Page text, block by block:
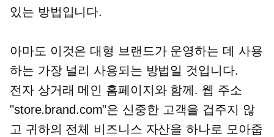
있는 방법입니다.
아마도 이것은 대형 브랜드가 운영하는 데 사용
하는 가장 널리 사용되는 방법일 것입니다.
전자 상거래 메인 홈페이지와 함께. 웹 주소
"store.brand.com"은 신중한 고객을 겁주지 않
고 귀하의 전체 비즈니스 자산을 하나로 모아줍